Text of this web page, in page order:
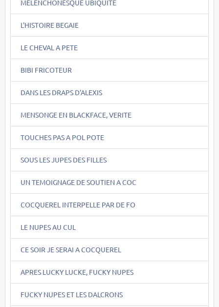
MELENCHONESQUE UBIQUITE
L'HISTOIRE BEGAIE
LE CHEVAL A PETE
BIBI FRICOTEUR
DANS LES DRAPS D'ALEXIS
MENSONGE EN BLACKFACE, VERITE
TOUCHES PAS A POL POTE
SOUS LES JUPES DES FILLES
UN TEMOIGNAGE DE SOUTIEN A COC
COCQUEREL INTERPELLE PAR DE FO
LE NUPES AU CUL
CE SOIR JE SERAI A COCQUEREL
APRES LUCKY LUCKE, FUCKY NUPES
FUCKY NUPES ET LES DALCRONS